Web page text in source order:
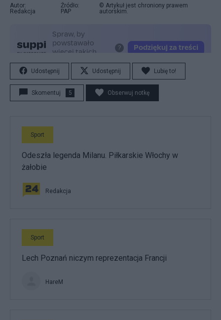
Autor:
Redakcja
Źródło:
PAP
© Artykuł jest chroniony prawem
autorskim.
Udostępnij Udostępnij Lubię to!
Skomentuj 5 Obserwuj notkę
Sport
Odeszła legenda Milanu. Piłkarskie Włochy w
żałobie
Redakcja
Sport
Lech Poznań niczym reprezentacja Francji
HareM